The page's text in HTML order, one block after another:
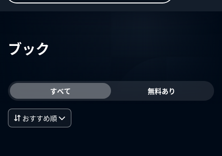
ブック
すべて 無料あり
おすすめ順